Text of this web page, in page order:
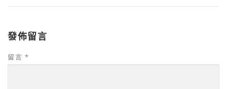
發佈留言
留言 *